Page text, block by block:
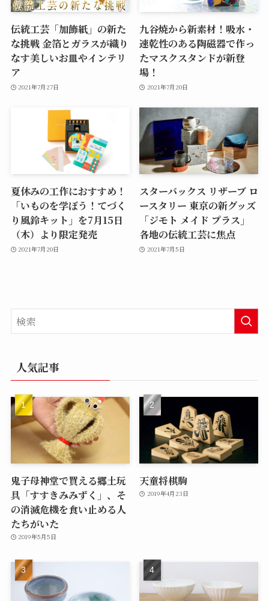
伝統工芸「加飾紙」の新た
な挑戦 金箔とガラスが織り
なす美しいお皿やインテリ
ア
2021年7月27日
九谷焼から新素材！吸水・
速乾性のある陶磁器で作っ
たマスクスタンドが新登
場！
2021年7月20日
夏休みの工作におすすめ！
「いものを学ぼう！てづく
り風鈴キット」を7月15日
（木）より限定発売
2021年7月20日
スターバックス リザーブ ロ
ースタリー 東京の新グッズ
「ジモト メイド プラス」
各地の伝統工芸に焦点
2021年7月5日
人気記事
鬼子母神堂で買える郷土玩
具「すすきみみずく」、そ
の消滅危機を食い止める人
たちがいた
2019年5月5日
天童将棋駒
2019年4月23日